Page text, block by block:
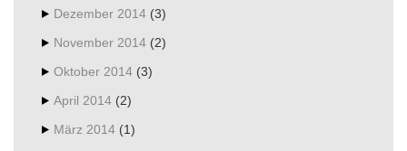
Dezember 2014 (3)
November 2014 (2)
Oktober 2014 (3)
April 2014 (2)
März 2014 (1)